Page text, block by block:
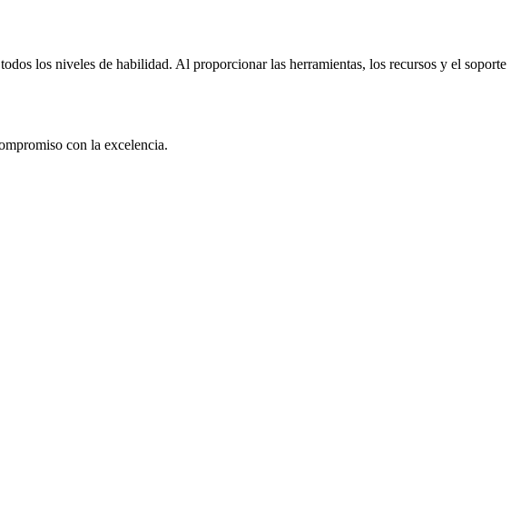
los niveles de habilidad. Al proporcionar las herramientas, los recursos y el soporte
con la excelencia.